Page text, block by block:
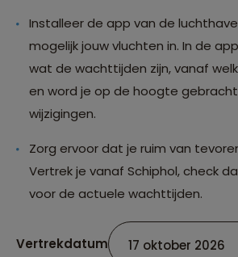
Installeer de app van de
mogelijk jouw vluchten in. In de
wat de wachttijden zijn, vanaf
en word je op de hoogte
wijzigingen.
Zorg ervoor dat je ruim van
Vertrek je vanaf Schiphol, check
voor de actuele wachttijden.
Vertrekdatum